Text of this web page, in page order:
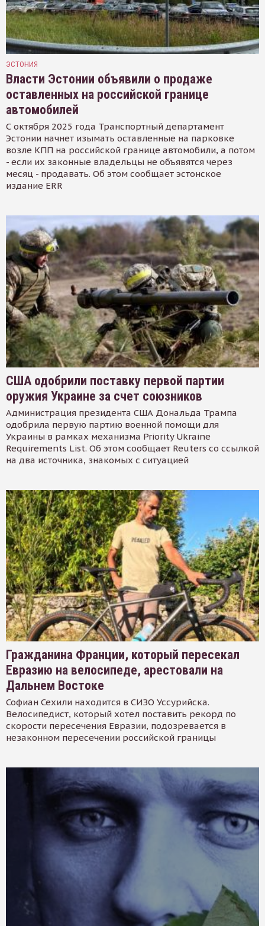
ЭСТОНИЯ
Власти Эстонии объявили о продаже
оставленных на российской границе
автомобилей
С октября 2025 года Транспортный департамент
Эстонии начнет изымать оставленные на парковке
возле КПП на российской границе автомобили, а потом
- если их законные владельцы не объявятся через
месяц - продавать. Об этом сообщает эстонское
издание ERR
США одобрили поставку первой партии
оружия Украине за счет союзников
Администрация президента США Дональда Трампа
одобрила первую партию военной помощи для
Украины в рамках механизма Priority Ukraine
Requirements List. Об этом сообщает Reuters со ссылкой
на два источника, знакомых с ситуацией
Гражданина Франции, который пересекал
Евразию на велосипеде, арестовали на
Дальнем Востоке
Софиан Сехили находится в СИЗО Уссурийска.
Велосипедист, который хотел поставить рекорд по
скорости пересечения Евразии, подозревается в
незаконном пересечении российской границы